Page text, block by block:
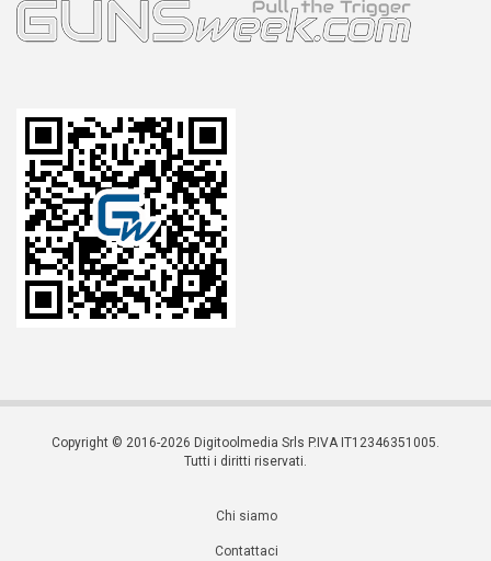
Copyright © 2016-2026 Digitoolmedia Srls P.IVA IT12346351005.
Tutti i diritti riservati.
Chi siamo
Contattaci